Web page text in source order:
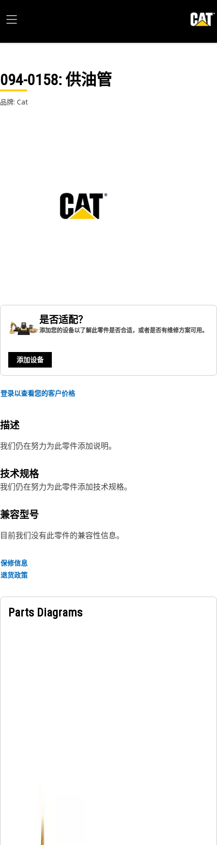
094-0158: 供油管
品牌: Cat
是否适配？
添加您的设备以了解此零件是否合适，或者是否有维修方案可用。
添加设备
登录以查看您的客户价格
描述
我们仍在努力为此零件添加说明。
技术规格
我们仍在努力为此零件添加技术规格。
兼容型号
目前我们没有此零件的兼容性信息。
保修信息
退货政策
Parts Diagrams